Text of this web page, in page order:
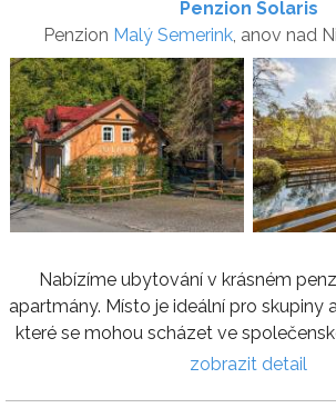
Penzion Solaris
Penzion Malý Semerink, anov nad
Nabízíme ubytování v krásném
apartmány. Místo je ideální pro skupiny
které se mohou scházet ve
zobrazit detail